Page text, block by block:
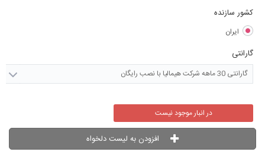
کشور سازنده
ایران
گارانتی
گارانتی 30 ماهه شرکت هیمالیا با نصب رایگان
در انبار موجود نیست
افزودن به لیست دلخواه